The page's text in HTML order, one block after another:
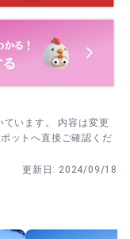
→参列の順で。混
います。 内容は変更
ットへ直接ご確認くだ
更新日: 2024/09/18